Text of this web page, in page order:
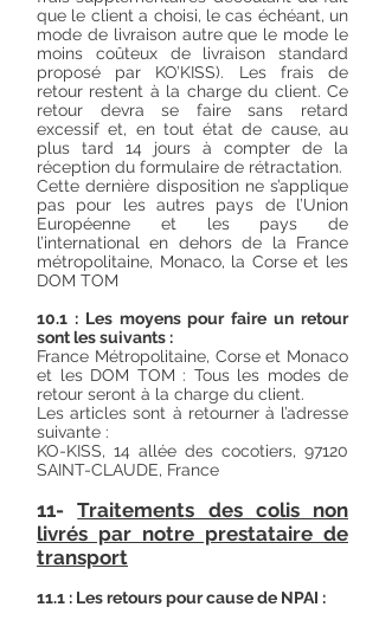
que le client a choisi, le cas échéant, un
mode de livraison autre que le mode le
moins coûteux de livraison standard
proposé par KO’KISS). Les frais de
retour restent à la charge du client. Ce
retour devra se faire sans retard
excessif et, en tout état de cause, au
plus tard 14 jours à compter de la
réception du formulaire de rétractation.
Cette dernière disposition ne s’applique
pas pour les autres pays de l’Union
Européenne et les pays de
l’international en dehors de la France
métropolitaine, Monaco, la Corse et les
DOM TOM
10.1 : Les moyens pour faire un retour
sont les suivants :
France Métropolitaine, Corse et Monaco
et les DOM TOM : Tous les modes de
retour seront à la charge du client.
Les articles sont à retourner à l’adresse
suivante :
KO-KISS, 14 allée des cocotiers, 97120
SAINT-CLAUDE, France
11-Traitements des colis non
livrés par notre prestataire de
transport
11.1 : Les retours pour cause de NPAI :